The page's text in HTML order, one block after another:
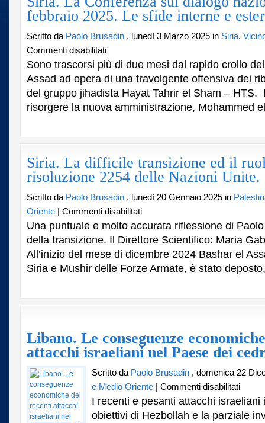
febbraio 2025. Le sfide interne e
Scritto da Paolo Brusadin , lunedì 3 Marzo 2025 in Siria,
Commenti disabilitatisu
La
Conferenza
sul
nazionale
Le
sfide
e
esterne.
Sono trascorsi più di due mesi dal rapido crollo
Assad ad opera di una travolgente offensiva dei
del gruppo jihadista Hayat Tahrir el Sham – HTS.
risorgere la nuova amministrazione, Mohammed
Siria. La difficile transizione ed il
risoluzione 2254 delle Nazioni Unite.
Scritto da Paolo Brusadin , lunedì 20 Gennaio 2025 in
Oriente
Commenti disabilitatisu
La
difficile
transizione
il
Nazioni
Unite.
Una puntuale e molto accurata riflessione di
della transizione. Il Direttore Scientifico: Maria
All’inizio del mese di dicembre 2024 Bashar el
Siria e Mushir delle Forze Armate, è stato
Libano. Le conseguenze
attacchi israeliani nel Paese dei
Scritto da Paolo Brusadin , domenica 22
e Medio Oriente
Commenti disabilitatisu
Le
I recenti e pesanti attacchi israeliani
obiettivi di Hezbollah e la parziale